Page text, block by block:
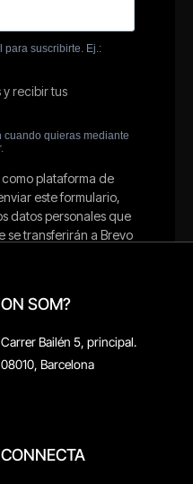
ON SOM?
Carrer Bailén 5, principal.
08010, Barcelona
CONNECTA